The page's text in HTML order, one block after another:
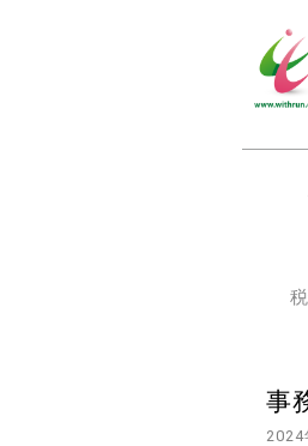
事
2024